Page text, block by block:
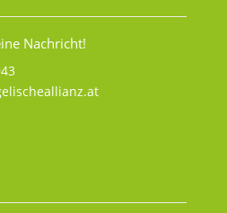
Nachricht!